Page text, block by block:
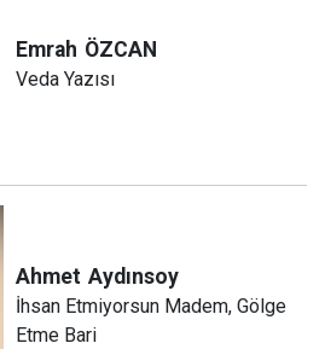
Emrah ÖZCAN
Veda Yazısı
Ahmet Aydınsoy
İhsan Etmiyorsun Madem, Gölge
Etme Bari